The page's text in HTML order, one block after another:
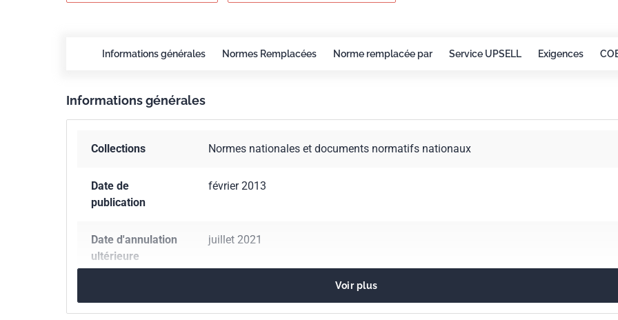
Informations générales Normes Remplacées Norme remplacée par Service UPSELL Exigences
Informations générales
Collections Normes nationales et documents normatifs nationaux
Date de
publication
février 2013
Date d'annulation
ultérieure
juillet 2021
Voir plus